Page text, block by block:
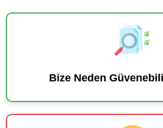
Bize Neden